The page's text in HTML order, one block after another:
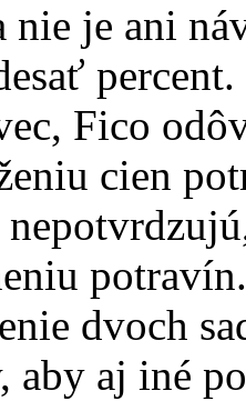
nie je ani
Fico
cien
dvoch
aby aj iné